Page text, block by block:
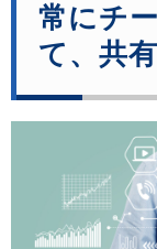
常にチ
て、共